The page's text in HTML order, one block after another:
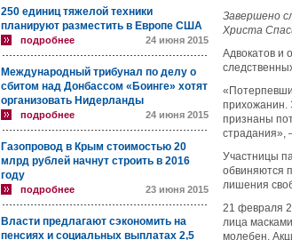
250 единиц тяжелой техники
планируют разместить в Европе США
подробнее 24 июня 2015
Международный трибунал по делу о
сбитом над Донбассом «Боинге» хотят
организовать Нидерланды
подробнее 24 июня 2015
Газопровод в Крым стоимостью 20
млрд рублей начнут строить в 2016
году
подробнее 23 июня 2015
Власти предлагают сэкономить на
пенсиях и социальных выплатах 2,5
Завершено
Христа
Адвокатов и
прихожанин.
признаны
Участницы
обвиняются
лишения
21 февраля
лица
молебен.